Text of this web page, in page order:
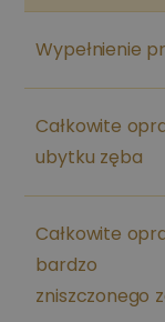
Wypełnienie
Całkowite
ubytku zęba
Całkowite
bardzo
zniszczonego